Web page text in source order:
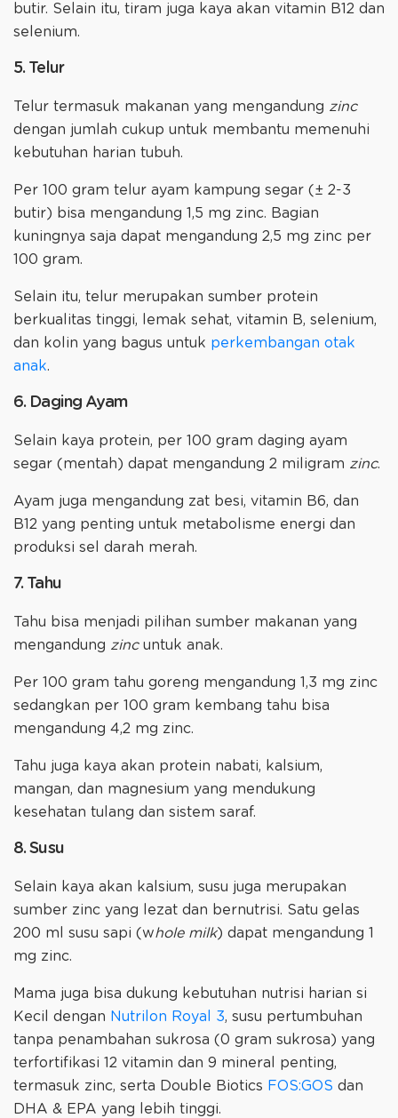
butir. Selain itu, tiram juga kaya akan vitamin B12 dan
selenium.
5. Telur
Telur termasuk makanan yang mengandung zinc
dengan jumlah cukup untuk membantu memenuhi
kebutuhan harian tubuh.
Per 100 gram telur ayam kampung segar (± 2-3
butir) bisa mengandung 1,5 mg zinc. Bagian
kuningnya saja dapat mengandung 2,5 mg zinc per
100 gram.
Selain itu, telur merupakan sumber protein
berkualitas tinggi, lemak sehat, vitamin B, selenium,
dan kolin yang bagus untuk perkembangan otak
anak.
6. Daging Ayam
Selain kaya protein, per 100 gram daging ayam
segar (mentah) dapat mengandung 2 miligram zinc.
Ayam juga mengandung zat besi, vitamin B6, dan
B12 yang penting untuk metabolisme energi dan
produksi sel darah merah.
7. Tahu
Tahu bisa menjadi pilihan sumber makanan yang
mengandung zincuntuk anak.
Per 100 gram tahu goreng mengandung 1,3 mg zinc
sedangkan per 100 gram kembang tahu bisa
mengandung 4,2 mg zinc.
Tahu juga kaya akan protein nabati, kalsium,
mangan, dan magnesium yang mendukung
kesehatan tulang dan sistem saraf.
8. Susu
Selain kaya akan kalsium, susu juga merupakan
sumber zinc yang lezat dan bernutrisi. Satu gelas
200 ml susu sapi (whole milk) dapat mengandung 1
mg zinc.
Mama juga bisa dukung kebutuhan nutrisi harian si
Kecil dengan Nutrilon Royal 3, susu pertumbuhan
tanpa penambahan sukrosa (0 gram sukrosa) yang
terfortifikasi 12 vitamin dan 9 mineral penting,
termasuk zinc, serta Double Biotics FOS:GOS dan
DHA & EPA yang lebih tinggi.